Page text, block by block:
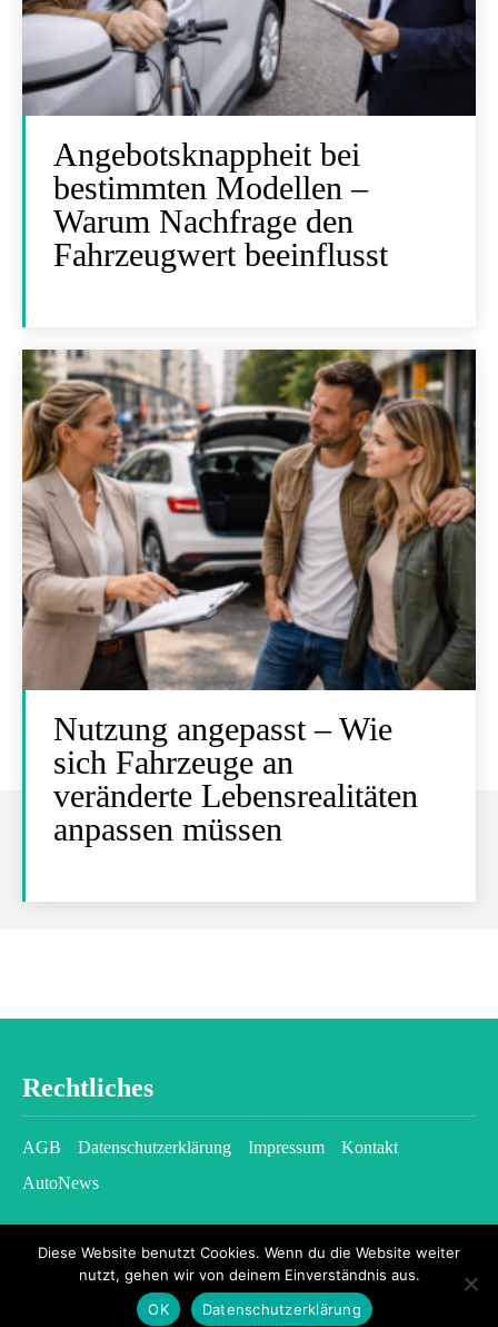
Angebotsknappheit bei
bestimmten Modellen –
Warum Nachfrage den
Fahrzeugwert beeinflusst
Nutzung angepasst – Wie
sich Fahrzeuge an
veränderte Lebensrealitäten
anpassen müssen
Rechtliches
AGB Datenschutzerklärung Impressum
Kontakt
AutoNews
2026 © kfzgazette.com - All rights reserved.
Diese Website benutzt Cookies. Wenn du die Website weiter
nutzt, gehen wir von deinem Einverständnis aus.
OK
Datenschutzerklärung